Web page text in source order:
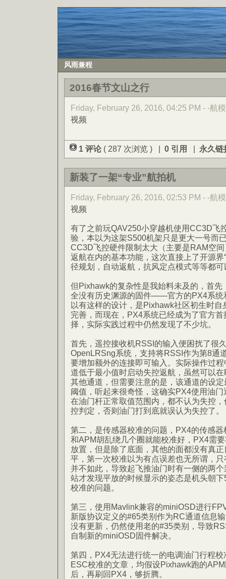
风雨兼程
2016春节文山之行
Friday, February 26, 2016, 04:25 PM - -航模
视频
1 评论 ( 287 次浏览 ) | 0 引用 | 永久链
新装了一架“专业”航拍机
Friday, February 26, 2016, 02:53 PM - -航模
视频
有了之前玩QAV250小穿越机使用CC3D飞
验，本以为这架S500机架只是更大一号而
CC3D飞控硬件限制太大（主要是RAM空
返航在内的基本功能，这次直接上了开源界
径规划，自动返航，抗风定点模式等等都
但Pixhawk的复杂性是我始料未及的，首
全没有历史渊源的固件——官方的PX4系统
以有这样的设计，是Pixhawk社区初生时
完善，而现在，PX4系统已经成为了官方
择，实际实践过程中仍然发现了不少坑。
首先，遥控接收机RSSI的输入便困扰了很
OpenLRSng系统，支持将RSSI作为第8通
要增加额外的连接即可输入。实际操作过
道低于最小值时启动失控返航，虽然可以
其他通道，但需要注意的是，该通道的设
阈值，听起来很奇怪，这确实PX4使用油
在油门杆正常取值范围内，都不认为失控
控判定，否则油门打到底就误认为失控了。
第二，是传感器校准的问题，PX4的传感
和APM胡乱绕几个圈就能校准好，PX4需
放置，但是除了底面，其他的面都没有真
平，第一次校准以为有点误差也无所谓，
并不如此，导致起飞推油门时有一侧的两
站才发现平放的时候显示的姿态是机头朝
校准的问题。
第三，使用Mavlink兼容的miniOSD进行
新版协议定义的#65类别作为RC通道信息
没有更新，仍然使用老的#35类别，导致
自制新的miniOSD固件解决。
第四，PX4无法进行统一的电调油门行程
ESC校准的文章，均假设Pixhawk跑的
后，再刷回PX4，够折腾。